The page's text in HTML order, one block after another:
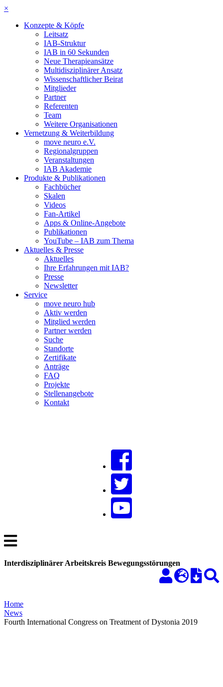
×
Konzepte & Köpfe
Leitsatz
IAB-Struktur
IAB in 60 Sekunden
Neue Therapieansätze
Multidisziplinärer Ansatz
Wissenschaftlicher Beirat
Mitglieder
Partner
Referenten
Team
Weitere Organisationen
Vernetzung & Weiterbildung
move neuro e.V.
Regionalgruppen
Veranstaltungen
IAB Akademie
Produkte & Publikationen
Fachbücher
Skalen
Videos
Fan-Artikel
Apps & Online-Angebote
Publikationen
YouTube – IAB zum Thema
Aktuelles & Presse
Aktuelles
Ihre Erfahrungen mit IAB?
Presse
Newsletter
Service
move neuro hub
Aktiv werden
Mitglied werden
Partner werden
Suche
Standorte
Zertifikate
Anträge
FAQ
Projekte
Stellenangebote
Kontakt
Interdisziplinärer Arbeitskreis Bewegungsstörungen
Home
News
Fourth International Congress on Treatment of Dystonia 2019